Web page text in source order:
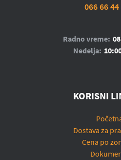
066 66
Radno vreme:
Nedelja:
KORISNI
Dostava za
Cena po